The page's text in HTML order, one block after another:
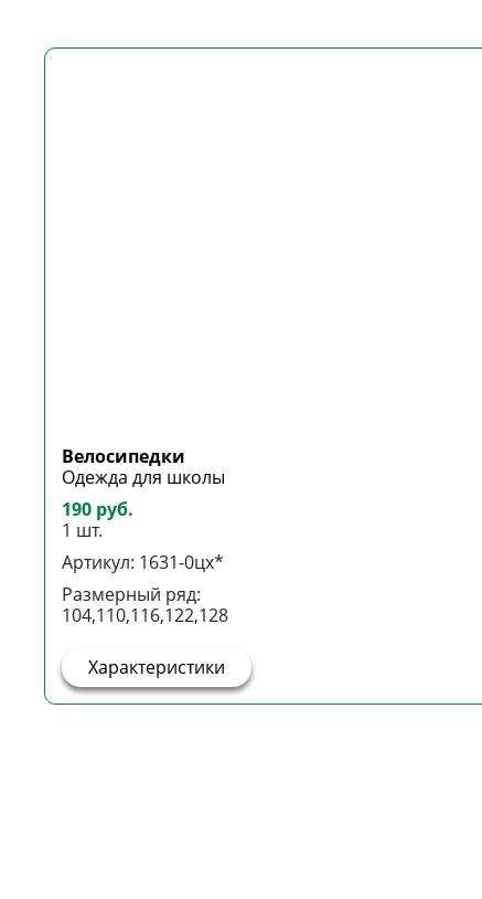
Велосипедки
Одежда для школы
190 руб.
1 шт.
Артикул: 1631-0цх*
Размерный ряд:
104,110,116,122,128
Характеристики